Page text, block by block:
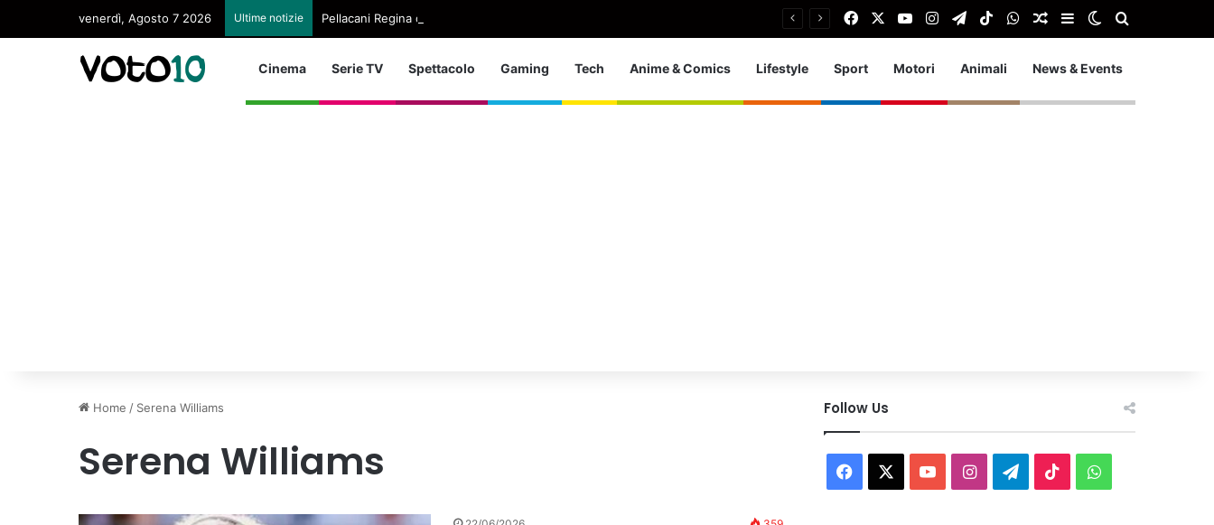
venerdì, Agosto 7 2026 Ultime notizie Pellacani Regina d’Europa dei tuffi: a Parigi 5 ori per l’azzurra FacebookYou TubeInstagram
TelegramTikTokWhatsApp
Articolo Random
Barra laterale
Cambia aspetto
Cinema Serie TV Spettacolo Gaming Tech Anime & Comics Lifestyle Sport Motori Animali News & Events
Home / Serena Williams
Serena Williams
Follow Us
Facebook You InstagramTelegram
TikTokWhatsApp